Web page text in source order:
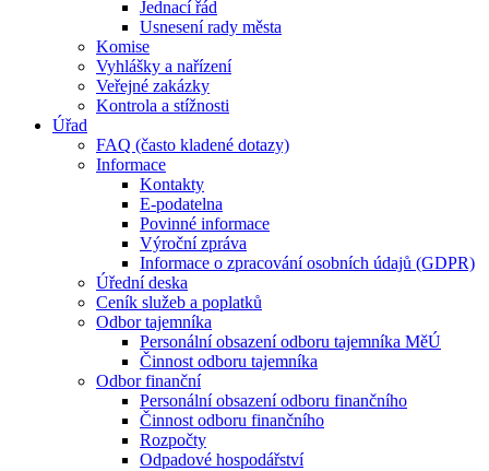
Jednací řád
Usnesení rady města
Komise
Vyhlášky a nařízení
Veřejné zakázky
Kontrola a stížnosti
Úřad
FAQ (často kladené dotazy)
Informace
Kontakty
E-podatelna
Povinné informace
Výroční zpráva
Informace o zpracování osobních údajů (GDPR)
Úřední deska
Ceník služeb a poplatků
Odbor tajemníka
Personální obsazení odboru tajemníka MěÚ
Činnost odboru tajemníka
Odbor finanční
Personální obsazení odboru finančního
Činnost odboru finančního
Rozpočty
Odpadové hospodářství